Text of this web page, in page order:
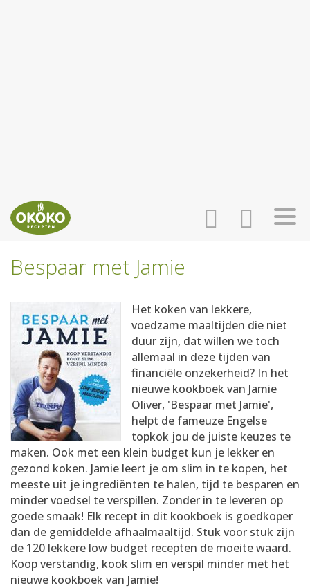
AANMELDEN
HOME
RECEPTEN
WEEKMENU'S
KOOKBOEKEN
Bespaar met Jamie
Het koken van lekkere,
voedzame maaltijden die niet
duur zijn, dat willen we toch
allemaal in deze tijden van
financiële onzekerheid? In het
nieuwe kookboek van Jamie
Oliver, 'Bespaar met Jamie',
helpt de fameuze Engelse
topkok jou de juiste keuzes te
maken. Ook met een klein budget kun je lekker en
gezond koken. Jamie leert je om slim in te kopen, het
meeste uit je ingrediënten te halen, tijd te besparen en
minder voedsel te verspillen. Zonder in te leveren op
goede smaak! Elk recept in dit kookboek is goedkoper
dan de gemiddelde afhaalmaaltijd. Stuk voor stuk zijn
de 120 lekkere low budget recepten de moeite waard.
Koop verstandig, kook slim en verspil minder met het
nieuwe kookboek van Jamie!